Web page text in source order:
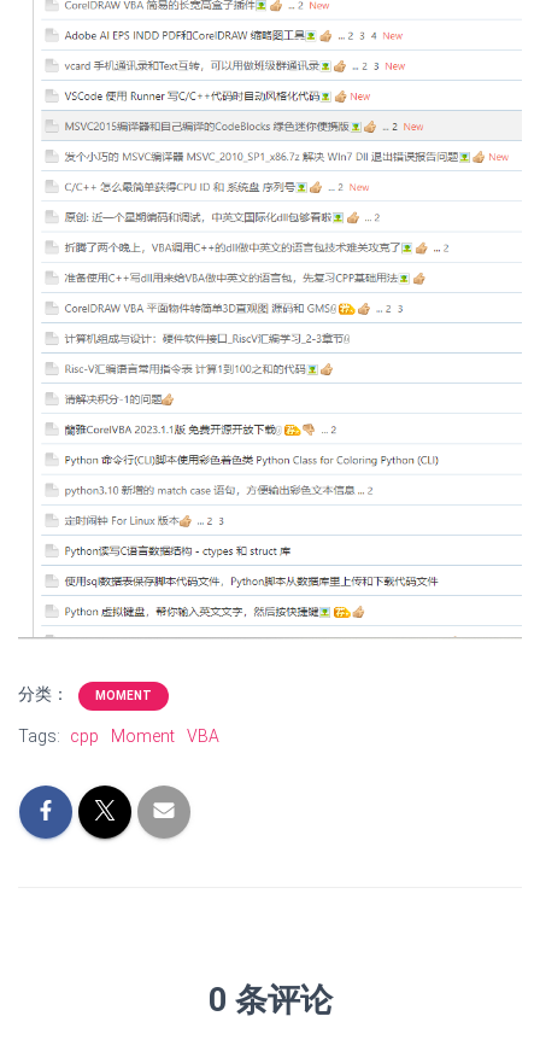
分类： MOMENT
Tags: cpp Moment VBA
0 条评论